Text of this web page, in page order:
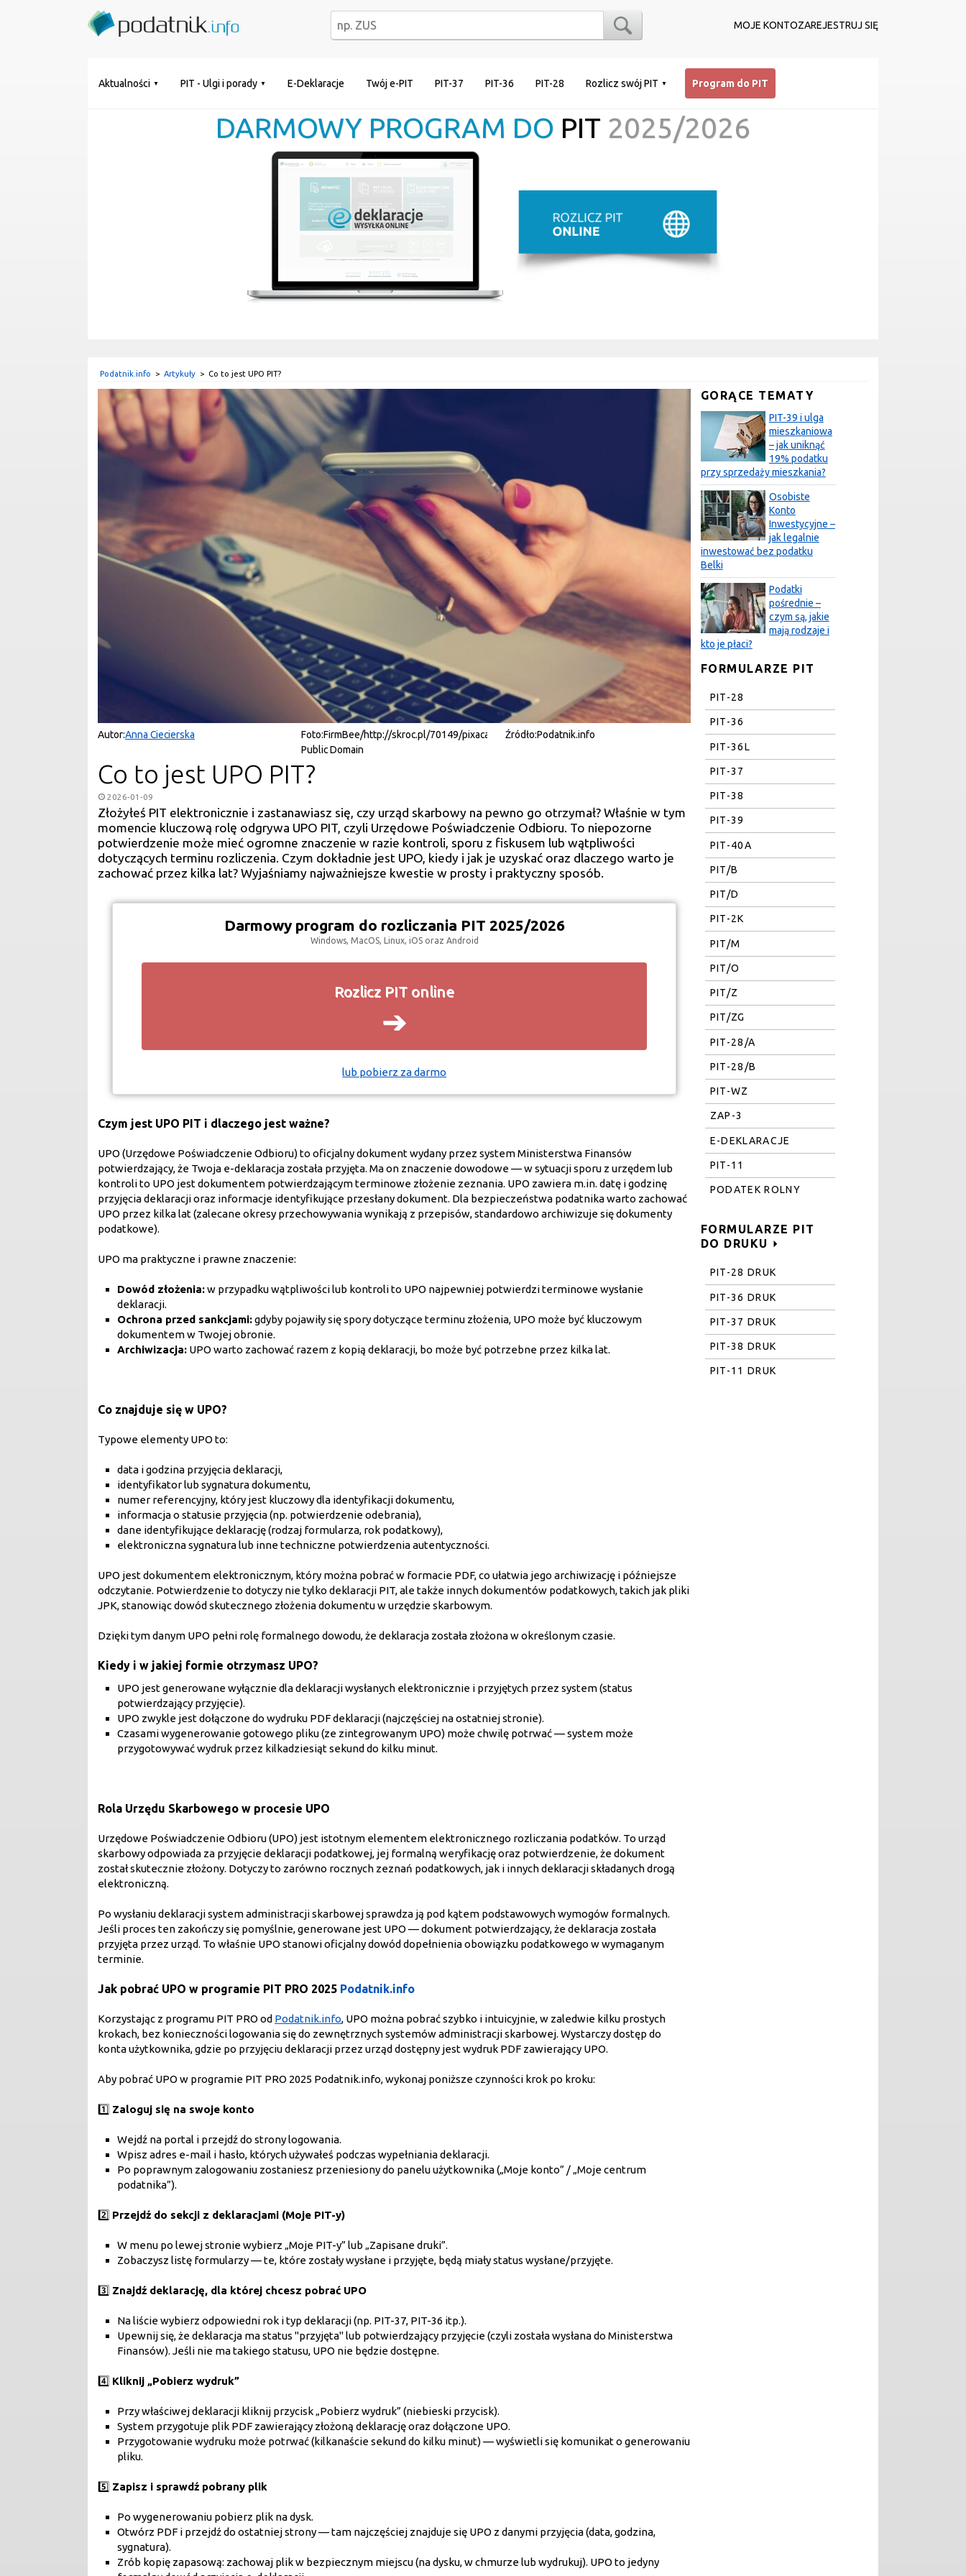
MOJE KONTOZAREJESTRUJ SIĘ
Aktualności PIT - Ulgi i porady E-Deklaracje Twój e-PIT PIT-37 PIT-36 PIT-28 Rozlicz swój PIT Program do PIT
DARMOWY PROGRAM DO PIT 2025/2026
Podatnik.info > Artykuły > Co to jest UPO PIT?
Autor:Anna Ciecierska Foto:FirmBee/http://skroc.pl/70149/pixacay.com/CC0
Public Domain
Źródło:Podatnik.info
Co to jest UPO PIT?
2026-01-09
Złożyłeś PIT elektronicznie i zastanawiasz się, czy urząd skarbowy na pewno go otrzymał? Właśnie w tym
momencie kluczową rolę odgrywa UPO PIT, czyli Urzędowe Poświadczenie Odbioru. To niepozorne
potwierdzenie może mieć ogromne znaczenie w razie kontroli, sporu z fiskusem lub wątpliwości
dotyczących terminu rozliczenia. Czym dokładnie jest UPO, kiedy i jak je uzyskać oraz dlaczego warto je
zachować przez kilka lat? Wyjaśniamy najważniejsze kwestie w prosty i praktyczny sposób.
Darmowy program do rozliczania PIT 2025/2026
Windows, MacOS, Linux, iOS oraz Android
Rozlicz PIT online
➔
lub pobierz za darmo
Czym jest UPO PIT i dlaczego jest ważne?
UPO (Urzędowe Poświadczenie Odbioru) to oficjalny dokument wydany przez system Ministerstwa Finansów
potwierdzający, że Twoja e-deklaracja została przyjęta. Ma on znaczenie dowodowe — w sytuacji sporu z urzędem lub
kontroli to UPO jest dokumentem potwierdzającym terminowe złożenie zeznania. UPO zawiera m.in. datę i godzinę
przyjęcia deklaracji oraz informacje identyfikujące przesłany dokument. Dla bezpieczeństwa podatnika warto zachować
UPO przez kilka lat (zalecane okresy przechowywania wynikają z przepisów, standardowo archiwizuje się dokumenty
podatkowe).
UPO ma praktyczne i prawne znaczenie:
Dowód złożenia:w przypadku wątpliwości lub kontroli to UPO najpewniej potwierdzi terminowe wysłanie
deklaracji.
Ochrona przed sankcjami:gdyby pojawiły się spory dotyczące terminu złożenia, UPO może być kluczowym
dokumentem w Twojej obronie.
Archiwizacja: UPO warto zachować razem z kopią deklaracji, bo może być potrzebne przez kilka lat.
Co znajduje się w UPO?
Typowe elementy UPO to:
data i godzina przyjęcia deklaracji,
identyfikator lub sygnatura dokumentu,
numer referencyjny, który jest kluczowy dla identyfikacji dokumentu,
informacja o statusie przyjęcia (np. potwierdzenie odebrania),
dane identyfikujące deklarację (rodzaj formularza, rok podatkowy),
elektroniczna sygnatura lub inne techniczne potwierdzenia autentyczności.
UPO jest dokumentem elektronicznym, który można pobrać w formacie PDF, co ułatwia jego archiwizację i późniejsze
odczytanie. Potwierdzenie to dotyczy nie tylko deklaracji PIT, ale także innych dokumentów podatkowych, takich jak pliki
JPK, stanowiąc dowód skutecznego złożenia dokumentu w urzędzie skarbowym.
Dzięki tym danym UPO pełni rolę formalnego dowodu, że deklaracja została złożona w określonym czasie.
Kiedy i w jakiej formie otrzymasz UPO?
UPO jest generowane wyłącznie dla deklaracji wysłanych elektronicznie i przyjętych przez system (status
potwierdzający przyjęcie).
UPO zwykle jest dołączone do wydruku PDF deklaracji (najczęściej na ostatniej stronie).
Czasami wygenerowanie gotowego pliku (ze zintegrowanym UPO) może chwilę potrwać — system może
przygotowywać wydruk przez kilkadziesiąt sekund do kilku minut.
Rola Urzędu Skarbowego w procesie UPO
Urzędowe Poświadczenie Odbioru (UPO) jest istotnym elementem elektronicznego rozliczania podatków. To urząd
skarbowy odpowiada za przyjęcie deklaracji podatkowej, jej formalną weryfikację oraz potwierdzenie, że dokument
został skutecznie złożony. Dotyczy to zarówno rocznych zeznań podatkowych, jak i innych deklaracji składanych drogą
elektroniczną.
Po wysłaniu deklaracji system administracji skarbowej sprawdza ją pod kątem podstawowych wymogów formalnych.
Jeśli proces ten zakończy się pomyślnie, generowane jest UPO — dokument potwierdzający, że deklaracja została
przyjęta przez urząd. To właśnie UPO stanowi oficjalny dowód dopełnienia obowiązku podatkowego w wymaganym
terminie.
Jak pobrać UPO w programie PIT PRO 2025 Podatnik.info
Korzystając z programu PIT PRO od Podatnik.info, UPO można pobrać szybko i intuicyjnie, w zaledwie kilku prostych
krokach, bez konieczności logowania się do zewnętrznych systemów administracji skarbowej. Wystarczy dostęp do
konta użytkownika, gdzie po przyjęciu deklaracji przez urząd dostępny jest wydruk PDF zawierający UPO.
Aby pobrać UPO w programie PIT PRO 2025 Podatnik.info, wykonaj poniższe czynności krok po kroku:
1️⃣ Zaloguj się na swoje konto
Wejdź na portal i przejdź do strony logowania.
Wpisz adres e-mail i hasło, których używałeś podczas wypełniania deklaracji.
Po poprawnym zalogowaniu zostaniesz przeniesiony do panelu użytkownika („Moje konto” / „Moje centrum
podatnika”).
2️⃣ Przejdź do sekcji z deklaracjami (Moje PIT-y)
W menu po lewej stronie wybierz „Moje PIT-y” lub „Zapisane druki”.
Zobaczysz listę formularzy — te, które zostały wysłane i przyjęte, będą miały status wysłane/przyjęte.
3️⃣ Znajdź deklarację, dla której chcesz pobrać UPO
Na liście wybierz odpowiedni rok i typ deklaracji (np. PIT-37, PIT-36 itp.).
Upewnij się, że deklaracja ma status "przyjęta" lub potwierdzający przyjęcie (czyli została wysłana do Ministerstwa
Finansów). Jeśli nie ma takiego statusu, UPO nie będzie dostępne.
4️⃣ Kliknij „Pobierz wydruk”
Przy właściwej deklaracji kliknij przycisk „Pobierz wydruk” (niebieski przycisk).
System przygotuje plik PDF zawierający złożoną deklarację oraz dołączone UPO.
Przygotowanie wydruku może potrwać (kilkanaście sekund do kilku minut) — wyświetli się komunikat o generowaniu
pliku.
5️⃣ Zapisz i sprawdź pobrany plik
Po wygenerowaniu pobierz plik na dysk.
Otwórz PDF i przejdź do ostatniej strony — tam najczęściej znajduje się UPO z danymi przyjęcia (data, godzina,
sygnatura).
Zrób kopię zapasową: zachowaj plik w bezpiecznym miejscu (na dysku, w chmurze lub wydrukuj). UPO to jedyny
GORĄCE TEMATY
PIT-39 i ulga
mieszkaniowa
– jak uniknąć
19% podatku
przy sprzedaży mieszkania?
Osobiste
Konto
Inwestycyjne –
jak legalnie
inwestować bez podatku
Belki
Podatki
pośrednie –
czym są, jakie
mają rodzaje i
kto je płaci?
FORMULARZE PIT
PIT-28
PIT-36
PIT-36L
PIT-37
PIT-38
PIT-39
PIT-40A
PIT/B
PIT/D
PIT-2K
PIT/M
PIT/O
PIT/Z
PIT/ZG
PIT-28/A
PIT-28/B
PIT-WZ
ZAP-3
E-DEKLARACJE
PIT-11
PODATEK ROLNY
FORMULARZE PIT
DO DRUKU
PIT-28 DRUK
PIT-36 DRUK
PIT-37 DRUK
PIT-38 DRUK
PIT-11 DRUK